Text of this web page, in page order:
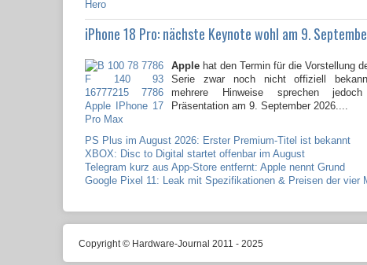
iPhone 18 Pro: nächste Keynote wohl am 9.
Apple hat den Termin für die Vorstellung
Serie zwar noch nicht offiziell
mehrere Hinweise sprechen
Präsentation am 9. September 2026....
PS Plus im August 2026: Erster Premium-Titel ist bekannt
XBOX: Disc to Digital startet offenbar im August
Telegram kurz aus App-Store entfernt: Apple nennt Grund
Google Pixel 11: Leak mit Spezifikationen & Preisen der vier
Copyright © Hardware-Journal 2011 - 2025